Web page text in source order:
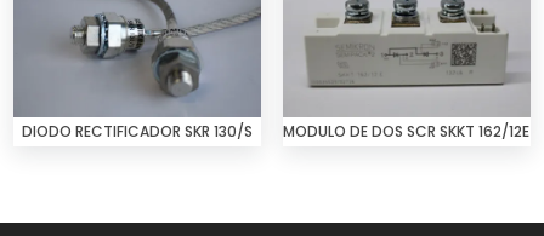
DIODO RECTIFICADOR SKR 130/S MODULO DE DOS SCR SKKT 162/12E